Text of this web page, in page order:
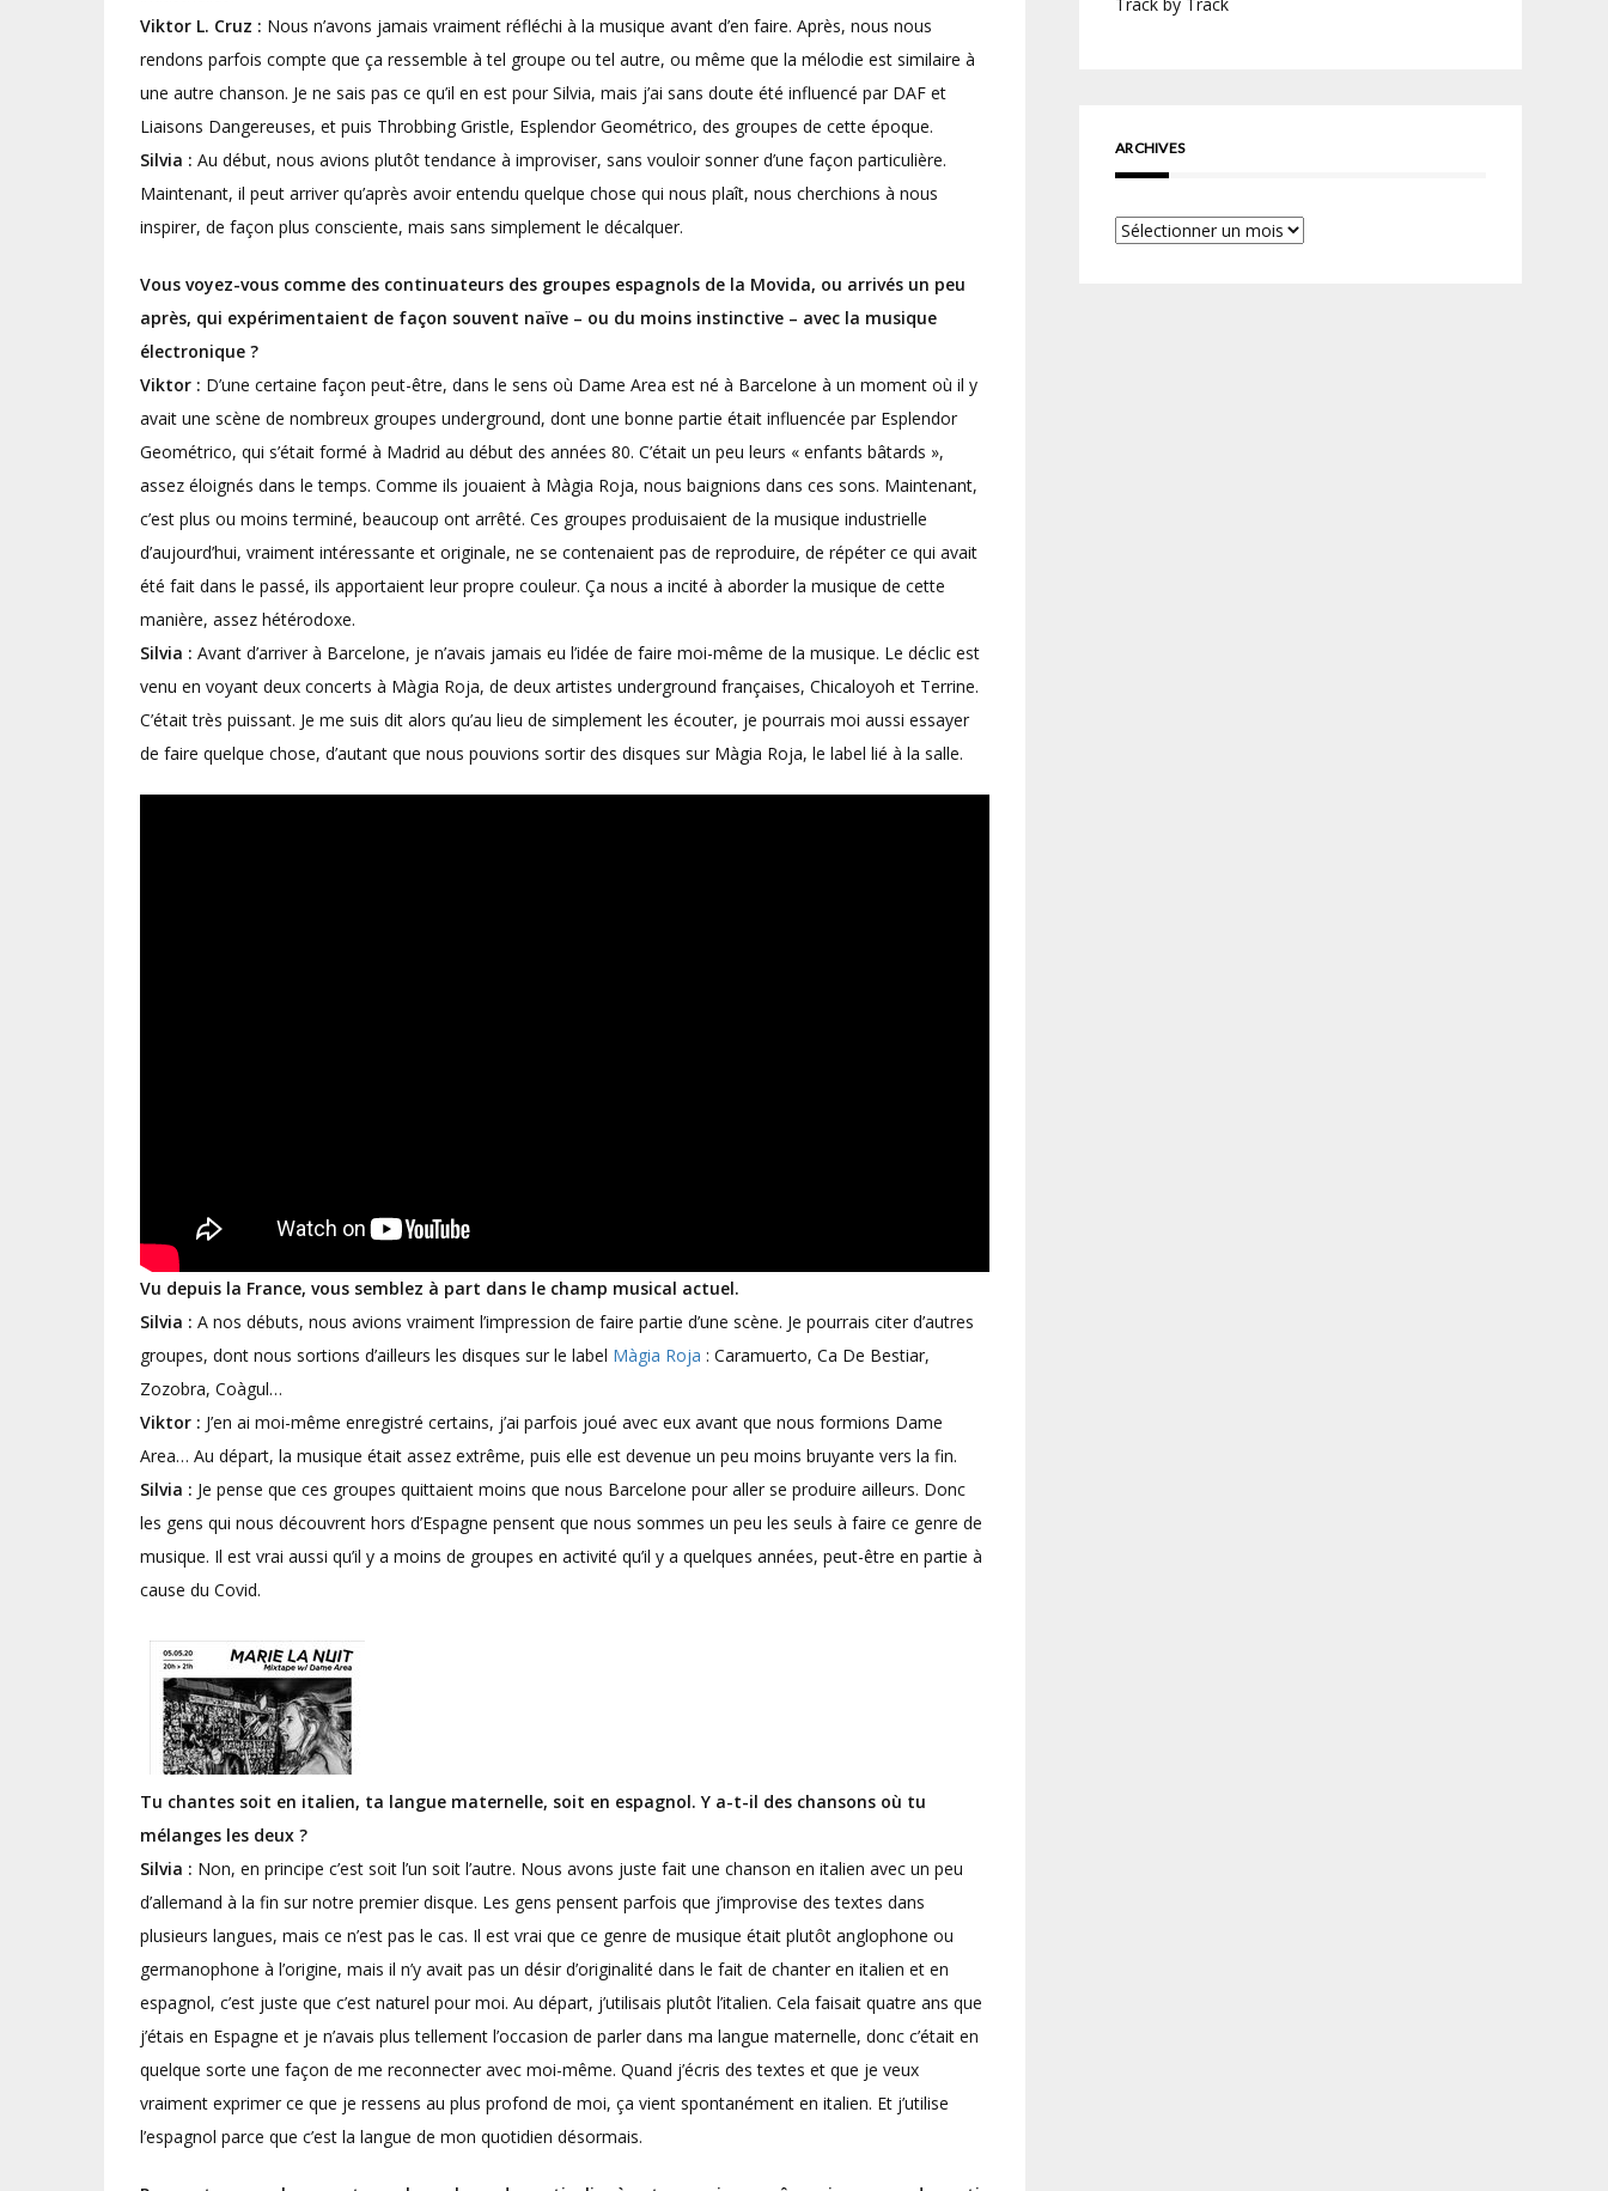
Viktor L. Cruz : Nous n’avons jamais vraiment réfléchi à la musique avant d’en faire. Après, nous nous
rendons parfois compte que ça ressemble à tel groupe ou tel autre, ou même que la mélodie est similaire à
une autre chanson. Je ne sais pas ce qu’il en est pour Silvia, mais j’ai sans doute été influencé par DAF et
Liaisons Dangereuses, et puis Throbbing Gristle, Esplendor Geométrico, des groupes de cette époque.
Silvia : Au début, nous avions plutôt tendance à improviser, sans vouloir sonner d’une façon particulière.
Maintenant, il peut arriver qu’après avoir entendu quelque chose qui nous plaît, nous cherchions à nous
inspirer, de façon plus consciente, mais sans simplement le décalquer.
Vous voyez-vous comme des continuateurs des groupes espagnols de la Movida, ou arrivés un peu
après, qui expérimentaient de façon souvent naïve – ou du moins instinctive – avec la musique
électronique ?
Viktor : D’une certaine façon peut-être, dans le sens où Dame Area est né à Barcelone à un moment où il y
avait une scène de nombreux groupes underground, dont une bonne partie était influencée par Esplendor
Geométrico, qui s’était formé à Madrid au début des années 80. C’était un peu leurs « enfants bâtards »,
assez éloignés dans le temps. Comme ils jouaient à Màgia Roja, nous baignions dans ces sons. Maintenant,
c’est plus ou moins terminé, beaucoup ont arrêté. Ces groupes produisaient de la musique industrielle
d’aujourd’hui, vraiment intéressante et originale, ne se contenaient pas de reproduire, de répéter ce qui avait
été fait dans le passé, ils apportaient leur propre couleur. Ça nous a incité à aborder la musique de cette
manière, assez hétérodoxe.
Silvia : Avant d’arriver à Barcelone, je n’avais jamais eu l’idée de faire moi-même de la musique. Le déclic est
venu en voyant deux concerts à Màgia Roja, de deux artistes underground françaises, Chicaloyoh et Terrine.
C’était très puissant. Je me suis dit alors qu’au lieu de simplement les écouter, je pourrais moi aussi essayer
de faire quelque chose, d’autant que nous pouvions sortir des disques sur Màgia Roja, le label lié à la salle.
Vu depuis la France, vous semblez à part dans le champ musical actuel.
Silvia : A nos débuts, nous avions vraiment l’impression de faire partie d’une scène. Je pourrais citer d’autres
groupes, dont nous sortions d’ailleurs les disques sur le label Màgia Roja : Caramuerto, Ca De Bestiar,
Zozobra, Coàgul…
Viktor : J’en ai moi-même enregistré certains, j’ai parfois joué avec eux avant que nous formions Dame
Area… Au départ, la musique était assez extrême, puis elle est devenue un peu moins bruyante vers la fin.
Silvia : Je pense que ces groupes quittaient moins que nous Barcelone pour aller se produire ailleurs. Donc
les gens qui nous découvrent hors d’Espagne pensent que nous sommes un peu les seuls à faire ce genre de
musique. Il est vrai aussi qu’il y a moins de groupes en activité qu’il y a quelques années, peut-être en partie à
cause du Covid.
Tu chantes soit en italien, ta langue maternelle, soit en espagnol. Y a-t-il des chansons où tu
mélanges les deux ?
Silvia : Non, en principe c’est soit l’un soit l’autre. Nous avons juste fait une chanson en italien avec un peu
d’allemand à la fin sur notre premier disque. Les gens pensent parfois que j’improvise des textes dans
plusieurs langues, mais ce n’est pas le cas. Il est vrai que ce genre de musique était plutôt anglophone ou
germanophone à l’origine, mais il n’y avait pas un désir d’originalité dans le fait de chanter en italien et en
espagnol, c’est juste que c’est naturel pour moi. Au départ, j’utilisais plutôt l’italien. Cela faisait quatre ans que
j’étais en Espagne et je n’avais plus tellement l’occasion de parler dans ma langue maternelle, donc c’était en
quelque sorte une façon de me reconnecter avec moi-même. Quand j’écris des textes et que je veux
vraiment exprimer ce que je ressens au plus profond de moi, ça vient spontanément en italien. Et j’utilise
l’espagnol parce que c’est la langue de mon quotidien désormais.
ARCHIVES
Archives